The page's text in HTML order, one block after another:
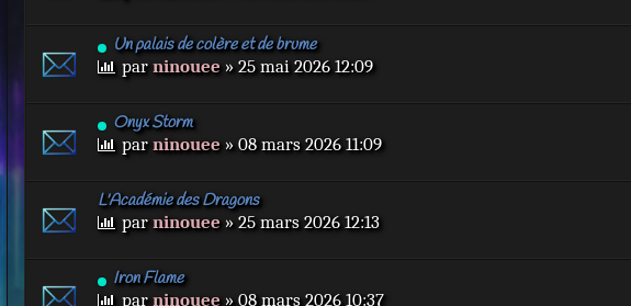
Un palais de colère et de brume
par ninouee » 25 mai 2026 12:09
Onyx Storm
par ninouee » 08 mars 2026 11:09
L'Académie des Dragons
par ninouee » 25 mars 2026 12:13
Iron Flame
par ninouee » 08 mars 2026 10:37